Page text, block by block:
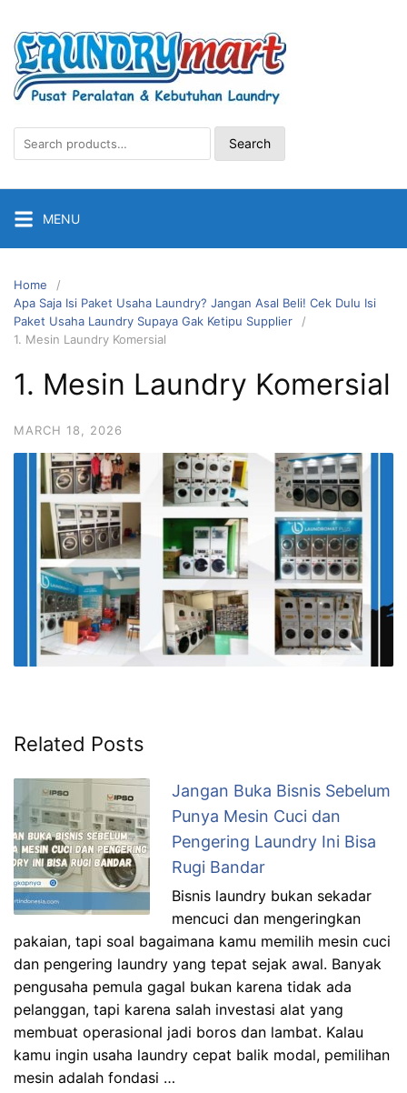
content
Search
for:
Search
MENU
Home
Apa Saja Isi Paket Usaha Laundry? Jangan Asal Beli! Cek Dulu Isi
Paket Usaha Laundry Supaya Gak Ketipu Supplier
1. Mesin Laundry Komersial
1. Mesin Laundry Komersial
MARCH 18, 2026
Related Posts
Jangan Buka Bisnis Sebelum
Punya Mesin Cuci dan
Pengering Laundry Ini Bisa
Rugi Bandar
Bisnis laundry bukan sekadar
mencuci dan mengeringkan
pakaian, tapi soal bagaimana kamu memilih mesin cuci
dan pengering laundry yang tepat sejak awal. Banyak
pengusaha pemula gagal bukan karena tidak ada
pelanggan, tapi karena salah investasi alat yang
membuat operasional jadi boros dan lambat. Kalau
kamu ingin usaha laundry cepat balik modal, pemilihan
mesin adalah fondasi …